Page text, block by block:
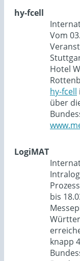
hy-fcell
Vom
Hotel
hy-fcell
über
LogiMAT
bis
knapp